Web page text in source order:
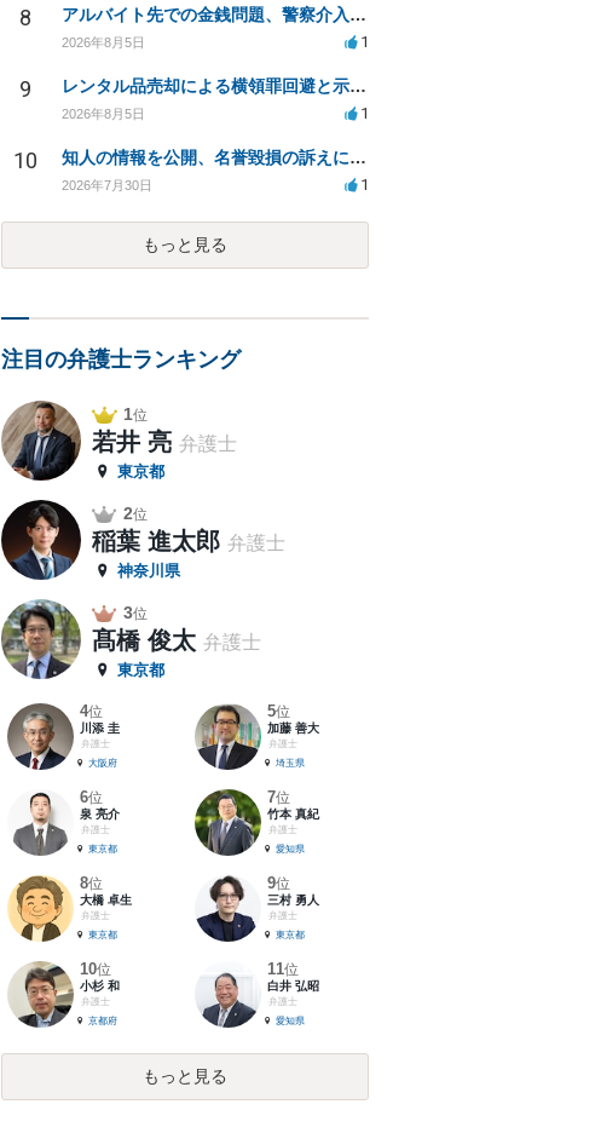
8 アルバイト先での金銭問題、警察介入時の処罰と解決策は？
2026年8月5日 1
9 レンタル品売却による横領罪回避と示談交渉方法
2026年8月5日 1
10 知人の情報を公開、名誉毀損の訴えに対処する方法は？
2026年7月30日 1
もっと見る
注目の弁護士ランキング
1位
若井 亮 弁護士
東京都
2位
稲葉 進太郎 弁護士
神奈川県
3位
髙橋 俊太 弁護士
東京都
4位
川添 圭
弁護士
大阪府
5位
加藤 善大
弁護士
埼玉県
6位
泉 亮介
弁護士
東京都
7位
竹本 真紀
弁護士
愛知県
8位
大橋 卓生
弁護士
東京都
9位
三村 勇人
弁護士
東京都
10位
小杉 和
弁護士
京都府
11位
白井 弘昭
弁護士
愛知県
もっと見る